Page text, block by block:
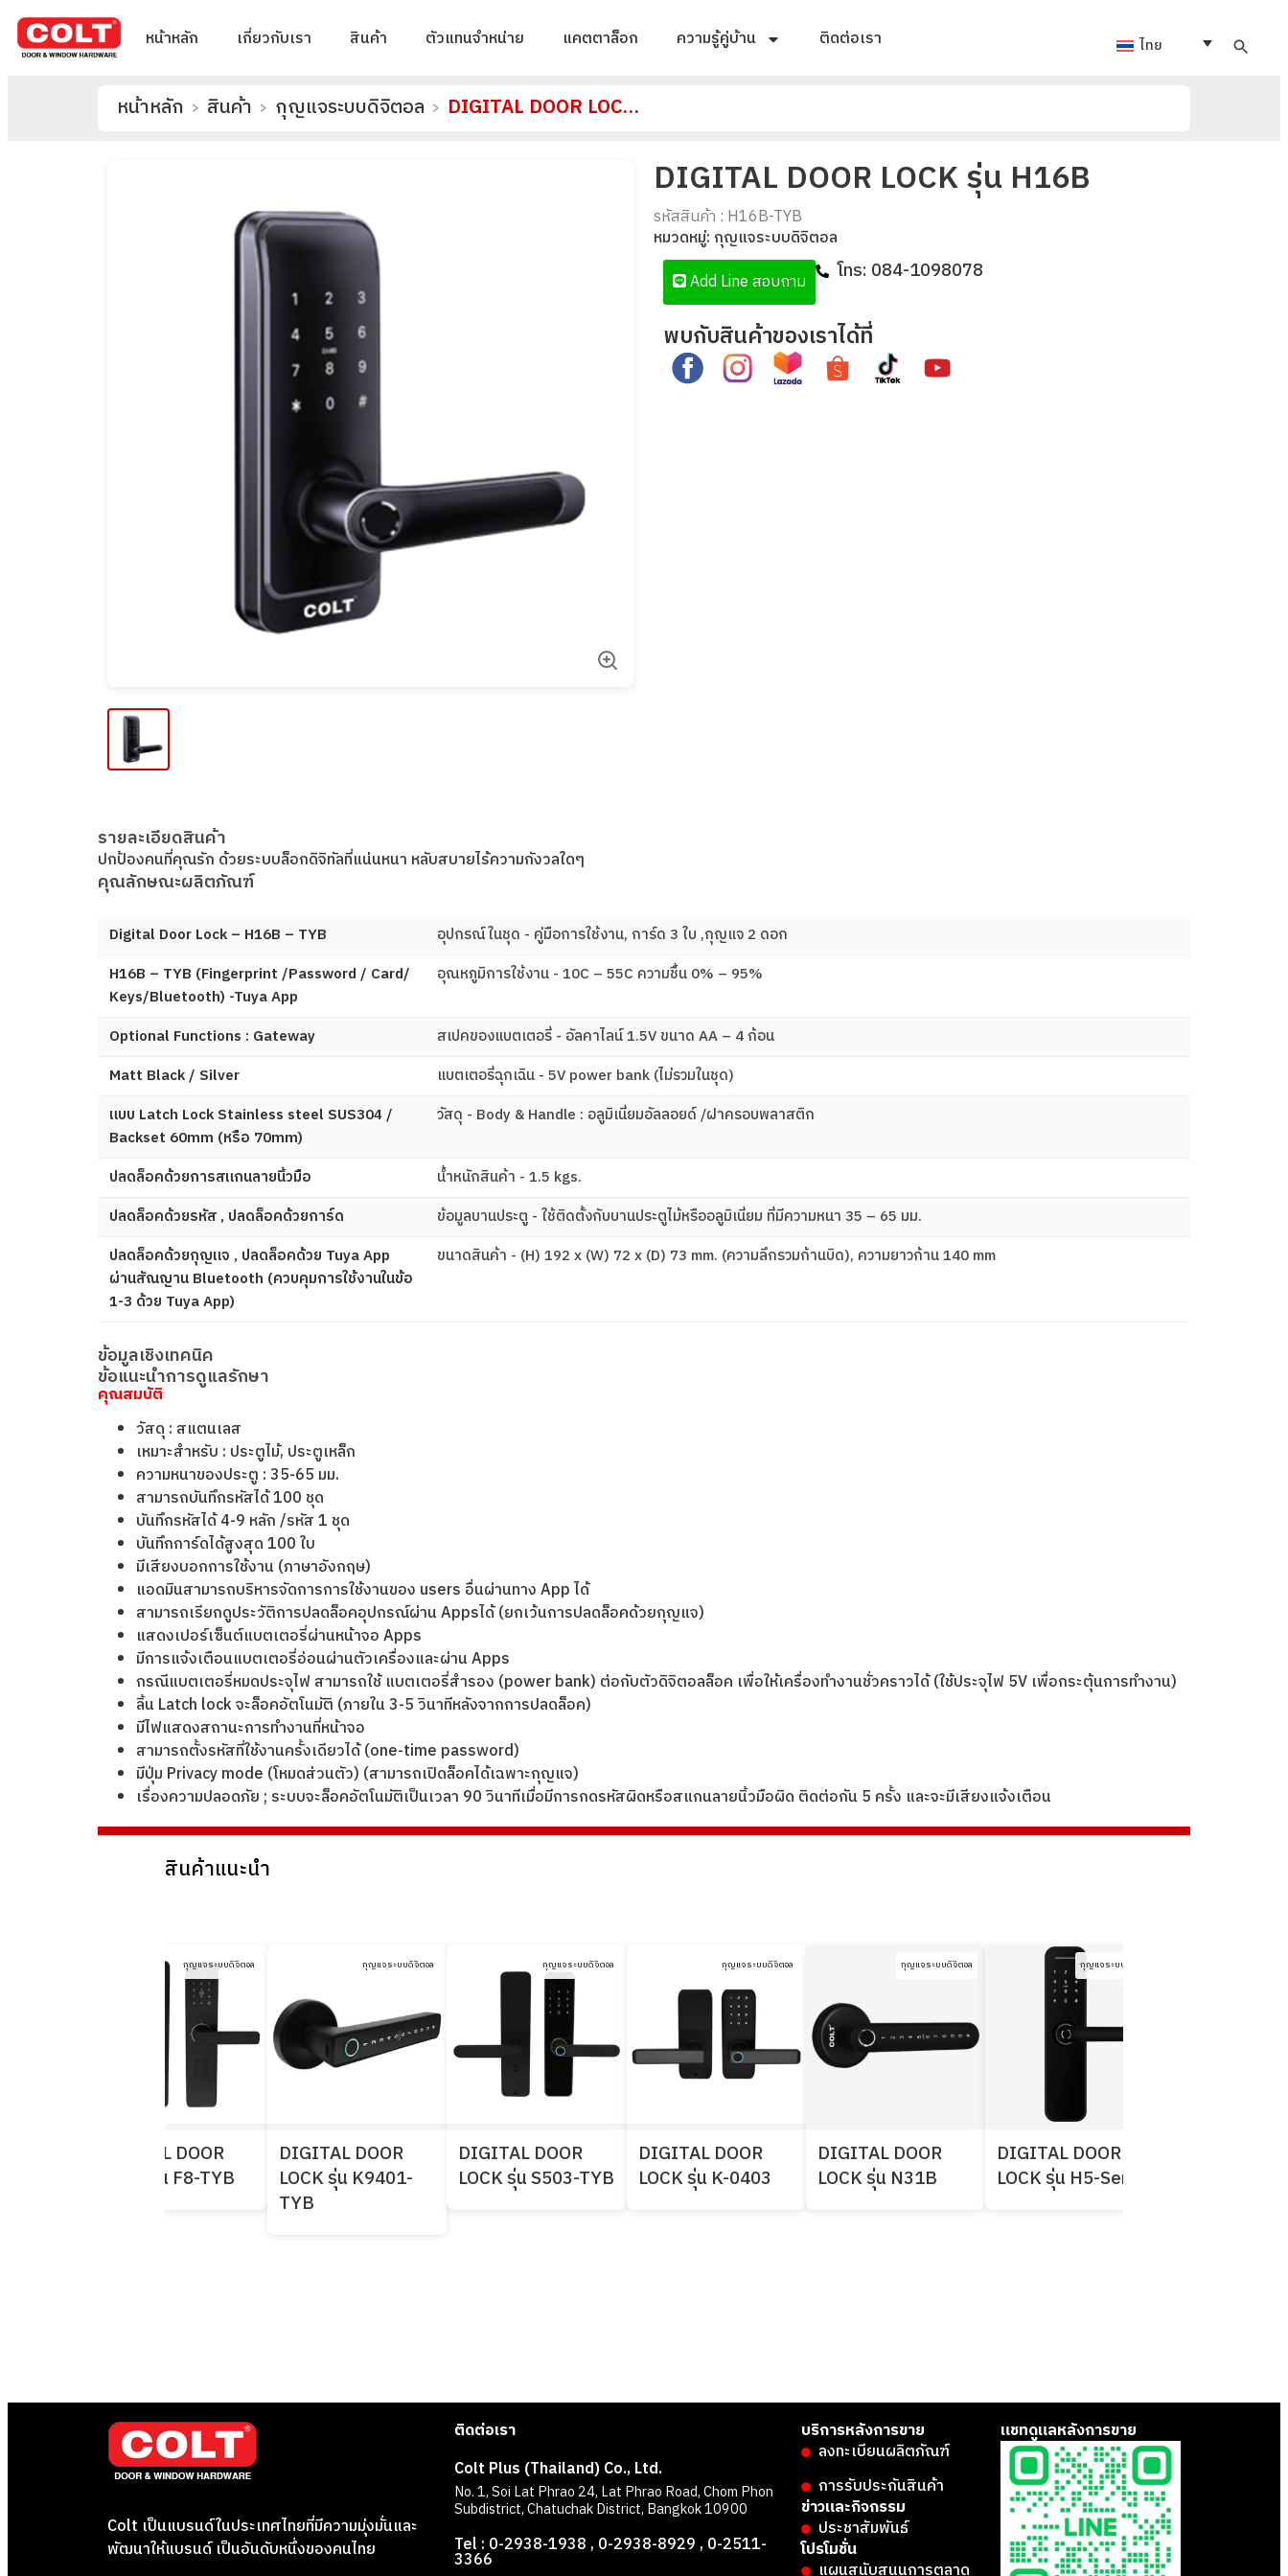
หน้าหลัก เกี่ยวกับเรา สินค้า ตัวแทนจำหน่าย แคตตาล็อก ความรู้คู่บ้าน ติดต่อเรา ไทย
หน้าหลัก > สินค้า > กุญแจระบบดิจิตอล > DIGITAL DOOR LOCK รุ่น H16B
DIGITAL DOOR LOCK รุ่น H16B
รหัสสินค้า : H16B-TYB
หมวดหมู่:กุญแจระบบดิจิตอล
Add Line สอบถาม
โทร: 084-1098078
พบกับสินค้าของเราได้ที่
รายละเอียดสินค้า
ปกป้องคนที่คุณรัก ด้วยระบบล็อกดิจิทัลที่แน่นหนา หลับสบายไร้ความกังวลใดๆ
คุณลักษณะผลิตภัณฑ์
Digital Door Lock – H16B – TYB
อุปกรณ์ในชุด - คู่มือการใช้งาน, การ์ด 3 ใบ ,กุญแจ 2 ดอก
H16B – TYB (Fingerprint /Password / Card/
Keys/Bluetooth) -Tuya App
อุณหภูมิการใช้งาน - 10C – 55C ความชื้น 0% – 95%
Optional Functions : Gateway
สเปคของแบตเตอรี่ - อัลคาไลน์ 1.5V ขนาด AA – 4 ก้อน
Matt Black / Silver
แบตเตอรี่ฉุกเฉิน - 5V power bank (ไม่รวมในชุด)
แบบ Latch Lock Stainless steel SUS304 /
Backset 60mm (หรือ 70mm)
วัสดุ - Body & Handle : อลูมิเนี่ยมอัลลอยด์ /ฝาครอบพลาสติก
ปลดล็อคด้วยการสแกนลายนิ้วมือ
น้ำหนักสินค้า - 1.5 kgs.
ปลดล็อคด้วยรหัส , ปลดล็อคด้วยการ์ด
ข้อมูลบานประตู - ใช้ติดตั้งกับบานประตูไม้หรืออลูมิเนี่ยม ที่มีความหนา 35 – 65 มม.
ปลดล็อคด้วยกุญแจ , ปลดล็อคด้วย Tuya App
ผ่านสัณญาน Bluetooth (ควบคุมการใช้งานในข้อ
1-3 ด้วย Tuya App)
ขนาดสินค้า - (H) 192 x (W) 72 x (D) 73 mm. (ความลึกรวมก้านบิด), ความยาวก้าน 140 mm
ข้อมูลเชิงเทคนิค
ข้อแนะนำการดูแลรักษา
คุณสมบัติ
วัสดุ : สแตนเลส
เหมาะสำหรับ : ประตูไม้, ประตูเหล็ก
ความหนาของประตู : 35-65 มม.
สามารถบันทึกรหัสได้ 100 ชุด
บันทึกรหัสได้ 4-9 หลัก /รหัส 1 ชุด
บันทึกการ์ดได้สูงสุด 100 ใบ
มีเสียงบอกการใช้งาน (ภาษาอังกฤษ)
แอดมินสามารถบริหารจัดการการใช้งานของ users อื่นผ่านทาง App ได้
สามารถเรียกดูประวัติการปลดล็อคอุปกรณ์ผ่าน Appsได้ (ยกเว้นการปลดล็อคด้วยกุญแจ)
แสดงเปอร์เซ็นต์แบตเตอรี่ผ่านหน้าจอ Apps
มีการแจ้งเตือนแบตเตอรี่อ่อนผ่านตัวเครื่องและผ่าน Apps
กรณีแบตเตอรี่หมดประจุไฟ สามารถใช้ แบตเตอรี่สำรอง (power bank) ต่อกับตัวดิจิตอลล็อค เพื่อให้เครื่องทำงานชั่วคราวได้ (ใช้ประจุไฟ 5V เพื่อกระตุ้นการทำงาน)
ลิ้น Latch lock จะล็อคอัตโนมัติ (ภายใน 3-5 วินาทีหลังจากการปลดล็อค)
มีไฟแสดงสถานะการทำงานที่หน้าจอ
สามารถตั้งรหัสที่ใช้งานครั้งเดียวได้ (one-time password)
มีปุ่ม Privacy mode (โหมดส่วนตัว) (สามารถเปิดล็อคได้เฉพาะกุญแจ)
เรื่องความปลอดภัย ; ระบบจะล็อคอัตโนมัติเป็นเวลา 90 วินาทีเมื่อมีการกดรหัสผิดหรือสแกนลายนิ้วมือผิด ติดต่อกัน 5 ครั้ง และจะมีเสียงแจ้งเตือน
สินค้าแนะนำ
กุญแจระบบดิจิตอล
DIGITAL DOOR
LOCK รุ่น F8-TYB
กุญแจระบบดิจิตอล
DIGITAL DOOR
LOCK รุ่น K9401-
TYB
กุญแจระบบดิจิตอล
DIGITAL DOOR
LOCK รุ่น S503-TYB
กุญแจระบบดิจิตอล
DIGITAL DOOR
LOCK รุ่น K-0403
กุญแจระบบดิจิตอล
DIGITAL DOOR
LOCK รุ่น N31B
กุญแจระบบดิจิตอล
DIGITAL DOOR
LOCK รุ่น H5-Series
Colt เป็นแบรนด์ในประเทศไทยที่มีความมุ่งมั่นและ
พัฒนาให้แบรนด์ เป็นอันดับหนึ่งของคนไทย
ติดต่อเรา
Colt Plus (Thailand) Co., Ltd.
No. 1, Soi Lat Phrao 24, Lat Phrao Road, Chom Phon
Subdistrict, Chatuchak District, Bangkok 10900
Tel : 0-2938-1938 , 0-2938-8929 , 0-2511-
3366
บริการหลังการขาย
ลงทะเบียนผลิตภัณฑ์
การรับประกันสินค้า
ข่าวและกิจกรรม
ประชาสัมพันธ์
โปรโมชั่น
แชทดูแลหลังการขาย